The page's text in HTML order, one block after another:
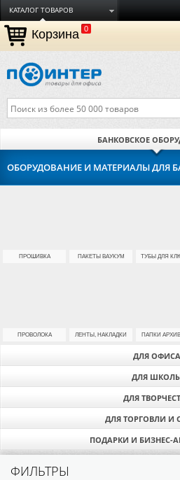
КАТАЛОГ ТОВАРОВ
ДОСТАВКА
ОПЛАТА
ТОРГОВЫЕ МАРКИ
О КОМПАНИИ
Корзина 0
ДЛЯ ОФИСА
ДЛЯ
ДЛЯ
ДЛЯ ТОРГОВЛИ И
БАНКОВСКОЕ
ПОДАРКИ И БИЗНЕС-
ОБОРУДОВАНИЕ И МАТЕРИАЛЫ ДЛЯ
ПРОШИВКА ПАКЕТЫ ВАУКУМ ТУБЫ ДЛЯ
ПРОВОЛОКА ЛЕНТЫ, НАКЛАДКИ ПАПКИ
ФИЛЬТРЫ